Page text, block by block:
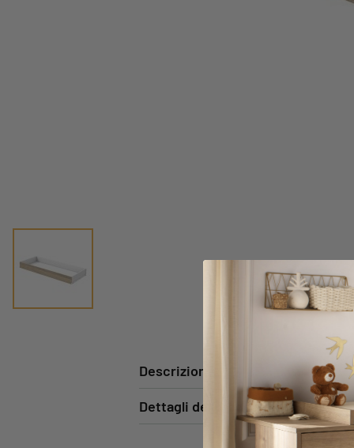
Descrizione
Dettagli del prodotto